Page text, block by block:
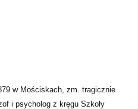
w Mościskach, zm. tragicznie
i psycholog z kręgu Szkoły